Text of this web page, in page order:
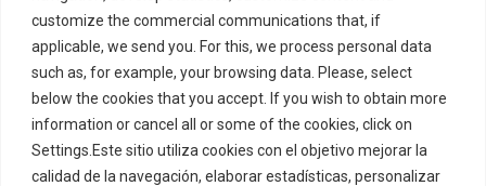
customize the commercial communications that, if
applicable, we send you. For this, we process personal data
such as, for example, your browsing data. Please, select
below the cookies that you accept. If you wish to obtain more
information or cancel all or some of the cookies, click on
Settings.Este sitio utiliza cookies con el objetivo mejorar la
calidad de la navegación, elaborar estadísticas, personalizar
Términos Legales
Política de Privacidad
Política de Cookies
Marcas Registradas
Juego Responsable
Menu
Item